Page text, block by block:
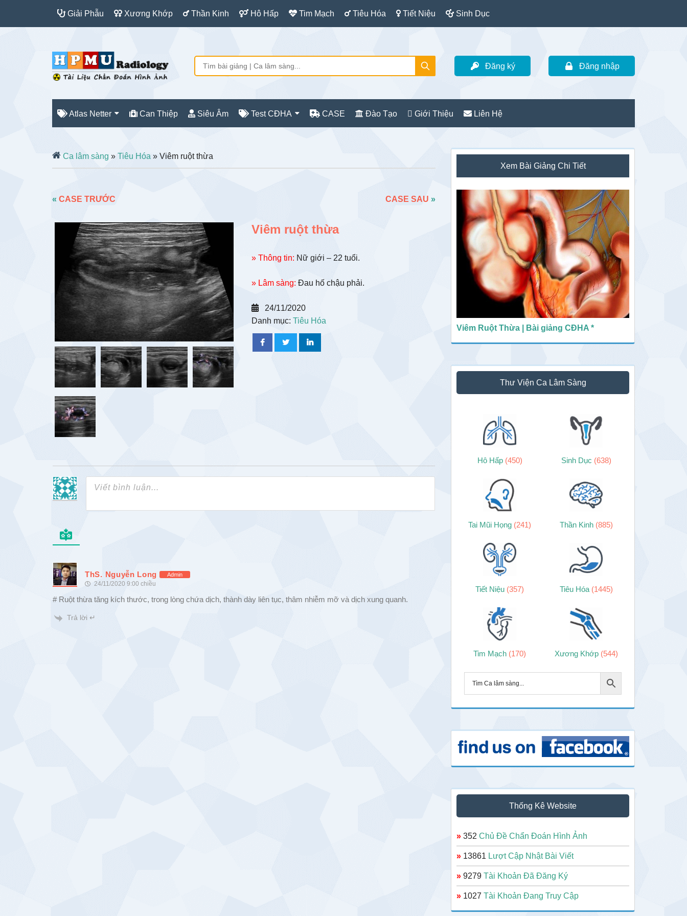
Giải Phẫu Xương Khớp Thần Kinh Hô Hấp Tim Mạch Tiêu Hóa Tiết Niệu Sinh Dục
Đăng ký Đăng nhập
Atlas Netter Can Thiệp Siêu Âm Test CĐHA CASE Đào Tạo Giới Thiệu Liên Hệ
Ca lâm sàng » Tiêu Hóa » Viêm ruột thừa
« CASE TRƯỚC CASE SAU »
Viêm ruột thừa
» Thông tin: Nữ giới – 22 tuổi.
» Lâm sàng: Đau hố chậu phải.
24/11/2020
Danh mục: Tiêu Hóa
ThS. Nguyễn Long Admin
24/11/2020 9:00 chiều
# Ruột thừa tăng kích thước, trong lòng chứa dịch, thành dày liên tục, thâm nhiễm mỡ và dịch xung quanh.
Trả lời ↵
Sidebar
chính
Xem Bài Giảng Chi Tiết
Viêm Ruột Thừa | Bài giảng CĐHA *
Thư Viện Ca Lâm Sàng
Hô Hấp (450) Sinh Dục (638)
Tai Mũi Họng (241) Thần Kinh (885)
Tiết Niệu (357) Tiêu Hóa (1445)
Tim Mạch (170) Xương Khớp (544)
Thống Kê Website
» 352 Chủ Đề Chẩn Đoán Hình Ảnh
» 13861 Lượt Cập Nhật Bài Viết
» 9279 Tài Khoản Đã Đăng Ký
» 1027 Tài Khoản Đang Truy Cập